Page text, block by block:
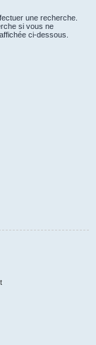
une recherche.
si vous ne
ci-dessous.